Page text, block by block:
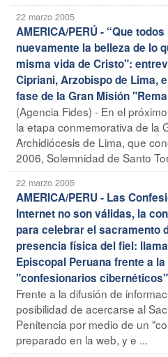
22 marzo 2005
AMERICA/PERÚ - “Que
nuevamente la belleza de lo
misma vida de Cristo":
Cipriani, Arzobispo de Lima,
fase de la Gran Misión
(Agencia Fides) - En el
la etapa conmemorativa de la
Archidiócesis de Lima, que
2006, Solemnidad de Santo
22 marzo 2005
AMERICA/PERU - Las
Internet no son válidas, la
para celebrar el sacramento
presencia física del fiel:
Episcopal Peruana frente a
"confesionarios cibernéticos"
Frente a la difusión de
posibilidad de acercarse al
Penitencia por medio de un
preparado en la web, y e ...